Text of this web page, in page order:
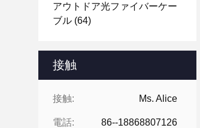
アウトドア光ファイバーケー
ブル (64)
接触
接触: Ms. Alice
電話: 86--18868807126